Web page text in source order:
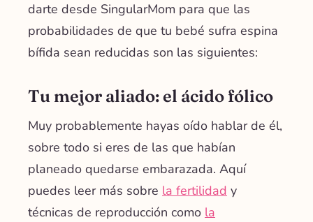
darte desde SingularMom para que las
probabilidades de que tu bebé sufra espina
bífida sean reducidas son las siguientes:
Tu mejor aliado: el ácido fólico
Muy probablemente hayas oído hablar de él,
sobre todo si eres de las que habían
planeado quedarse embarazada. Aquí
puedes leer más sobre la fertilidad y
técnicas de reproducción como la